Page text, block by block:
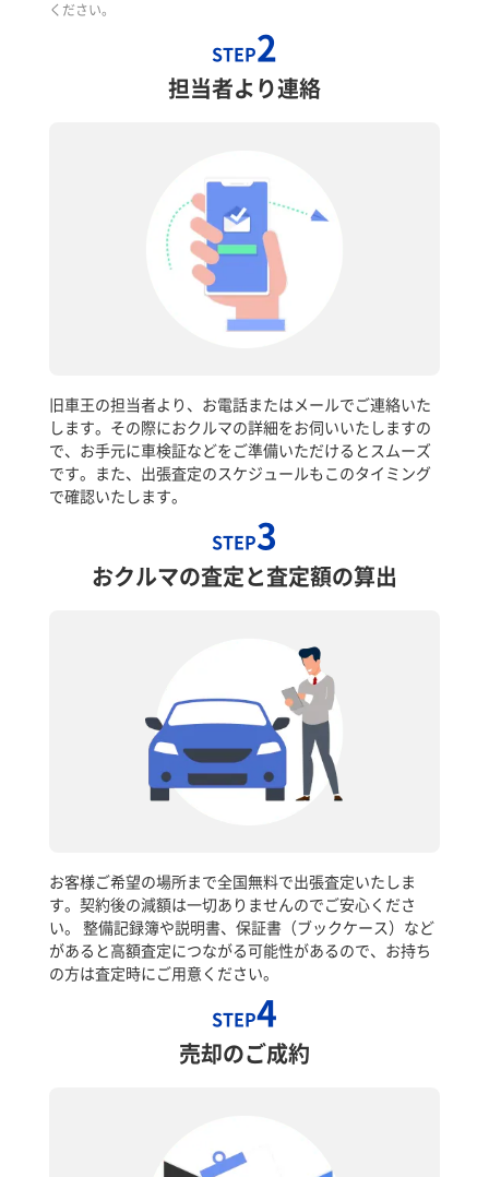
ください。
STEP2
担当者より連絡
旧車王の担当者より、お電話またはメールでご連絡いた
します。その際におクルマの詳細をお伺いいたしますの
で、お手元に車検証などをご準備いただけるとスムーズ
です。また、出張査定のスケジュールもこのタイミング
で確認いたします。
STEP3
おクルマの査定と査定額の算出
お客様ご希望の場所まで全国無料で出張査定いたしま
す。契約後の減額は一切ありませんのでご安心くださ
い。 整備記録簿や説明書、保証書（ブックケース）など
があると高額査定につながる可能性があるので、お持ち
の方は査定時にご用意ください。
STEP4
売却のご成約